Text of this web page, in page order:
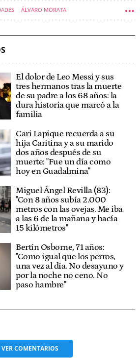
ÁLVARO MORATA
El dolor de Leo Messi y sus
tres hermanos tras la muerte
de su padre a los 68 años: la
dura historia que marcó a la
familia
Cari Lapique recuerda a su
hija Caritina y a su marido
dos años después de su
muerte: "Fue un día como
hoy en Guadalmina"
Miguel Ángel Revilla (83):
"Con 8 años subía 2.000
metros con las ovejas. Me iba
a las 6 de la mañana y hacía
15 kilómetros"
Bertín Osborne, 71 años:
"Como igual que los perros,
una vez al día. No desayuno y
por la noche no ceno. No
paso hambre"
VERCOMENTARIOS